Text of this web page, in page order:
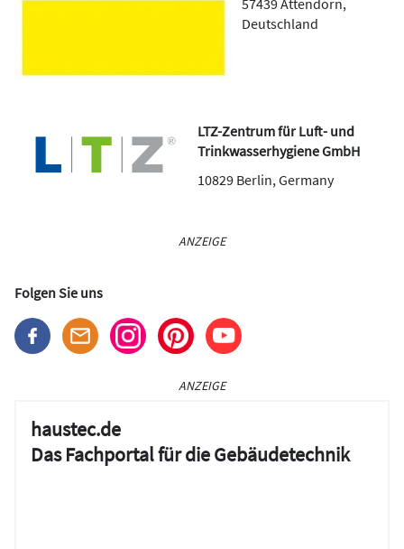
Deutschland
LTZ-Zentrum für Luft- und
Trinkwasserhygiene GmbH
10829 Berlin, Germany
ANZEIGE
Folgen Sie uns
ANZEIGE
haustec.de
Das Fachportal für die Gebäudetechnik